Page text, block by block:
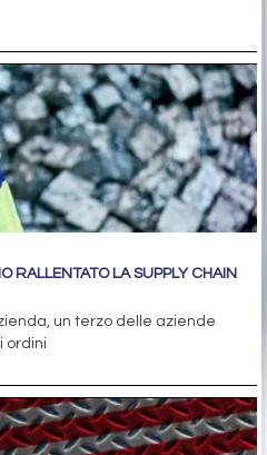
RALLENTATO LA SUPPLY CHAIN
un terzo delle aziende
ordini